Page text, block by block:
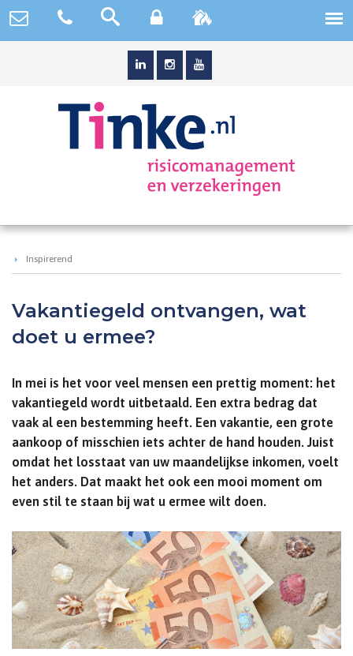
Inspirerend
Vakantiegeld ontvangen, wat
doet u ermee?
In mei is het voor veel mensen een prettig moment: het
vakantiegeld wordt uitbetaald. Een extra bedrag dat
vaak al een bestemming heeft. Een vakantie, een grote
aankoop of misschien iets achter de hand houden. Juist
omdat het losstaat van uw maandelijkse inkomen, voelt
het anders. Dat maakt het ook een mooi moment om
even stil te staan bij wat u ermee wilt doen.